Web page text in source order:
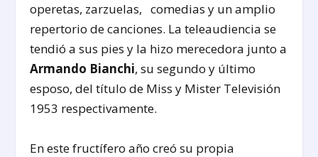
operetas, zarzuelas, comedias y un amplio
repertorio de canciones. La teleaudiencia se
tendió a sus pies y la hizo merecedora junto a
Armando Bianchi, su segundo y último
esposo, del título de Miss y Mister Televisión
1953 respectivamente.
En este fructífero año creó su propia